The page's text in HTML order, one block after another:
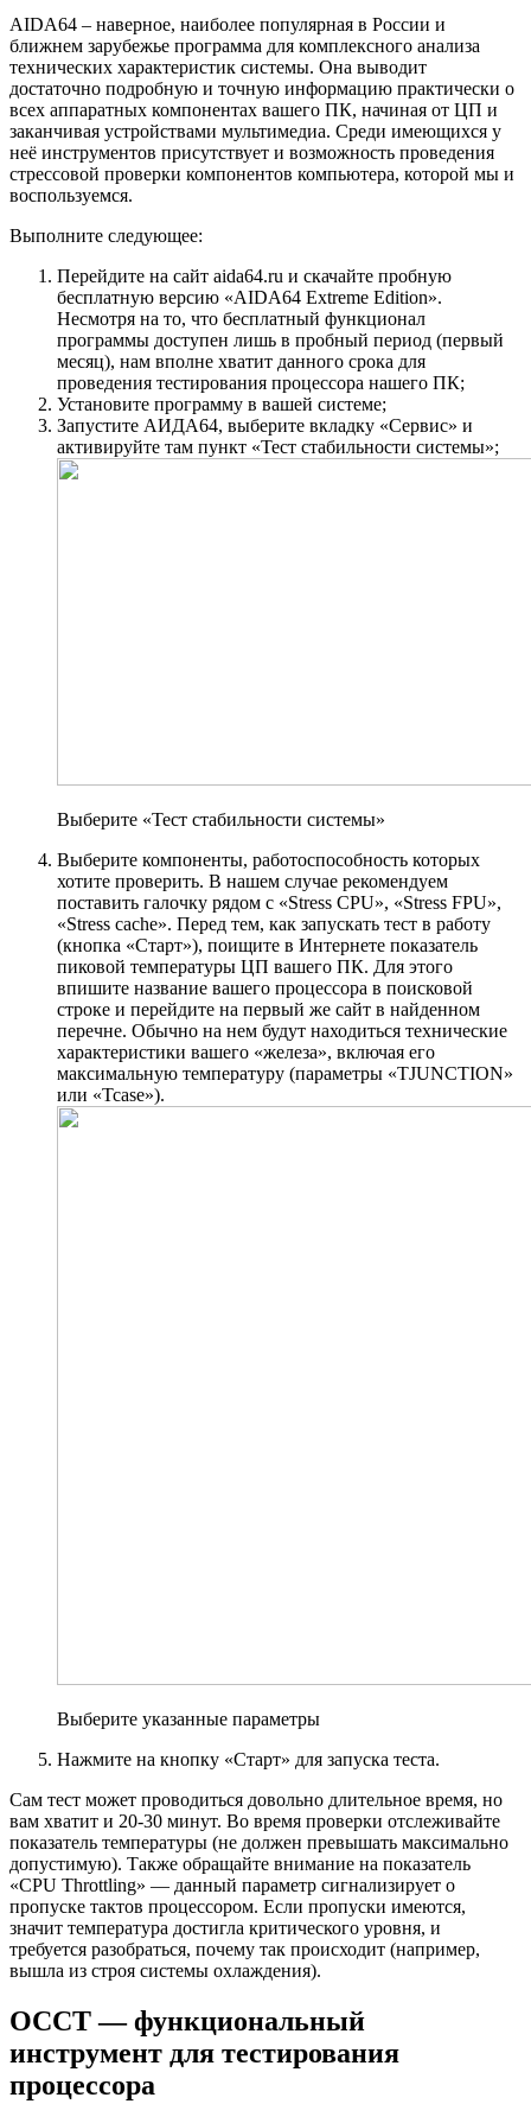
AIDA64 – наверное, наиболее популярная в России и
ближнем зарубежье программа для комплексного анализа
технических характеристик системы. Она выводит
достаточно подробную и точную информацию практически о
всех аппаратных компонентах вашего ПК, начиная от ЦП и
заканчивая устройствами мультимедиа. Среди имеющихся у
неё инструментов присутствует и возможность проведения
стрессовой проверки компонентов компьютера, которой мы и
воспользуемся.
Выполните следующее:
Перейдите на сайт aida64.ru и скачайте пробную
бесплатную версию «AIDA64 Extreme Edition».
Несмотря на то, что бесплатный функционал
программы доступен лишь в пробный период (первый
месяц), нам вполне хватит данного срока для
проведения тестирования процессора нашего ПК;
Установите программу в вашей системе;
Запустите АИДА64, выберите вкладку «Сервис» и
активируйте там пункт «Тест стабильности системы»;
Выберите «Тест стабильности системы»
Выберите компоненты, работоспособность которых
хотите проверить. В нашем случае рекомендуем
поставить галочку рядом с «Stress CPU», «Stress FPU»,
«Stress cache». Перед тем, как запускать тест в работу
(кнопка «Старт»), поищите в Интернете показатель
пиковой температуры ЦП вашего ПК. Для этого
впишите название вашего процессора в поисковой
строке и перейдите на первый же сайт в найденном
перечне. Обычно на нем будут находиться технические
характеристики вашего «железа», включая его
максимальную температуру (параметры «TJUNCTION»
или «Tcase»).
Выберите указанные параметры
Нажмите на кнопку «Старт» для запуска теста.
Сам тест может проводиться довольно длительное время, но
вам хватит и 20-30 минут. Во время проверки отслеживайте
показатель температуры (не должен превышать максимально
допустимую). Также обращайте внимание на показатель
«CPU Throttling» — данный параметр сигнализирует о
пропуске тактов процессором. Если пропуски имеются,
значит температура достигла критического уровня, и
требуется разобраться, почему так происходит (например,
вышла из строя системы охлаждения).
OCCT — функциональный
инструмент для тестирования
процессора